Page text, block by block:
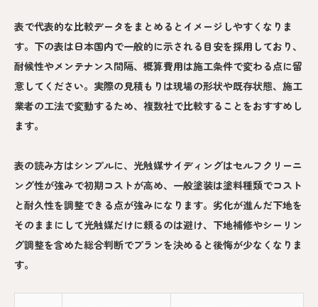
表で代表的な比較データをまとめるとイメージしやすくなりま
す。下の表は日本国内で一般的に示される目安を採用しており、
耐候性やメンテナンス間隔、概算費用は施工条件で変わる点に留
意してください。実際の見積もりは現場の形状や既存状態、施工
業者の工法で変動するため、複数社で比較することをおすすめし
ます。
表の読み方はシンプルに、光触媒サイディングはセルフクリーニ
ング性が強みで初期コストが高め、一般塗装は塗料種類でコスト
と耐久性を調整できる点が強みになります。劣化が進んだ下地を
そのままにして光触媒だけに頼るのは避け、下地補修やシーリン
グ調整を含めた総合判断でプランを決めると後悔が少なくなりま
す。